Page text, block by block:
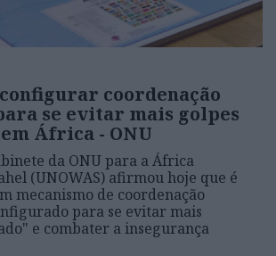
coordenação
se evitar mais golpes
África - ONU
da ONU para a África
(UNOWAS) afirmou hoje que é
mecanismo de coordenação
para se evitar mais
e combater a insegurança